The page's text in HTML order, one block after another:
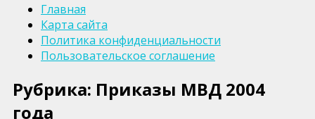
Главная
Карта сайта
Политика конфиденциальности
Пользовательское соглашение
Рубрика: Приказы МВД 2004
года